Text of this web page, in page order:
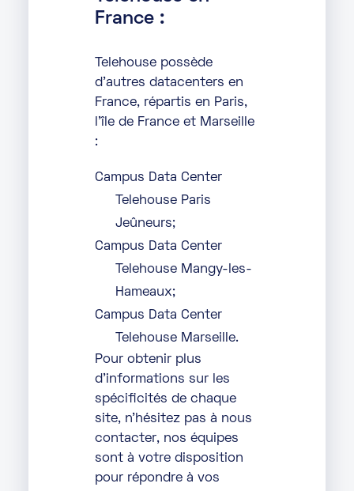
France :
Telehouse possède
d’autres datacenters en
France, répartis en Paris,
l’île de France et Marseille
:
Campus Data Center
Telehouse Paris
Jeûneurs;
Campus Data Center
Telehouse Mangy-les-
Hameaux;
Campus Data Center
Telehouse Marseille.
Pour obtenir plus
d’informations sur les
spécificités de chaque
site, n’hésitez pas à nous
contacter, nos équipes
sont à votre disposition
pour répondre à vos